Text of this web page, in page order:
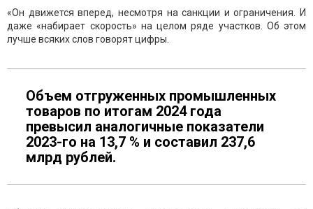
«Он движется вперед, несмотря на санкции и ограничения. И
даже «набирает скорость» на целом ряде участков. Об этом
лучше всяких слов говорят цифры.
Объем отгруженных промышленных
товаров по итогам 2024 года
превысил аналогичные показатели
2023-го на 13,7 % и составил 237,6
млрд рублей.